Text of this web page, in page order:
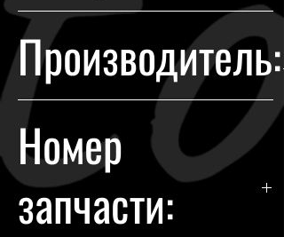
Гарантия возврата происходит в
течении 14 дней с момента
покупки.
Производитель:
Audi
Номер
запчасти: